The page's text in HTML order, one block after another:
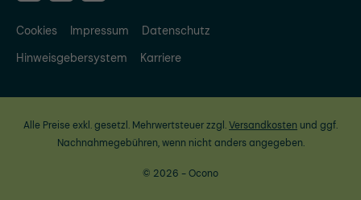
Cookies Impressum
Datenschutz
Hinweisgebersystem
Karriere
Alle Preise exkl. gesetzl. Mehrwertsteuer zzgl.Versandkosten und ggf.
Nachnahmegebühren, wenn nicht anders angegeben.
© 2026 - Ocono